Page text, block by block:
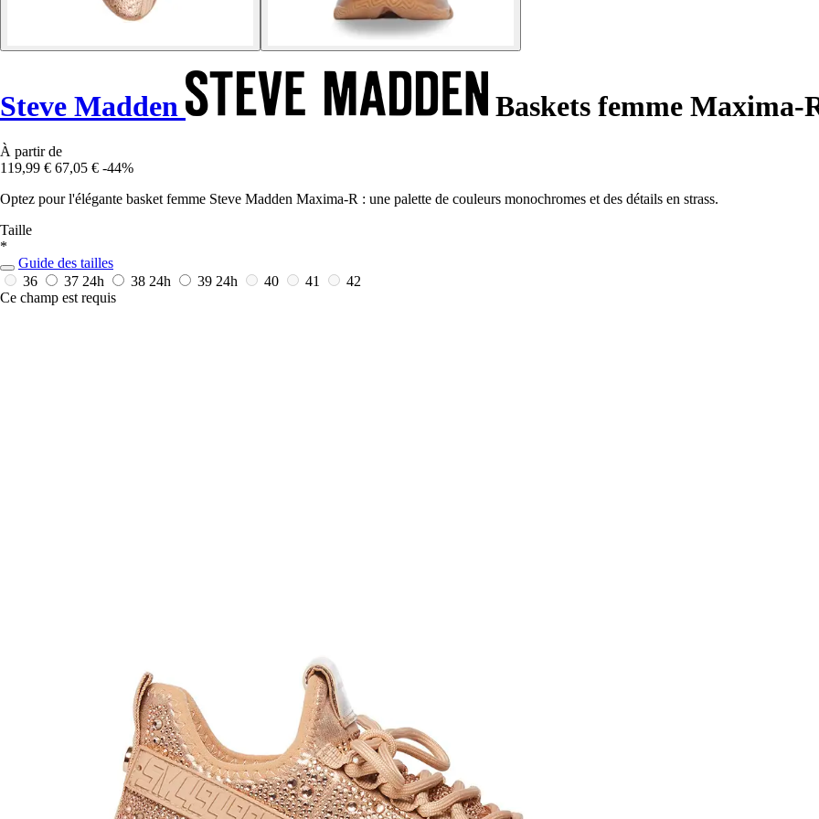
Steve Madden Baskets femme Maxima-
À partir de
119,99 € 67,05 € -44%
Optez pour l'élégante basket femme Steve Madden Maxima-R : une palette de couleurs monochromes et des détails en strass.
Taille
*
Guide des tailles
36
37 24h 38 24h 39 24h 40 41
42
Ce champ est requis